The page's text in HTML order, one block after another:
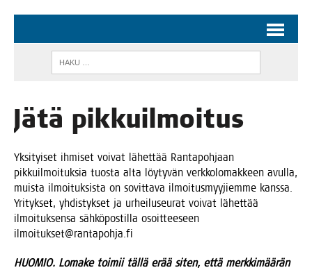
Jätä pik­kuil­moi­tus
Yksi­tyi­set ihmi­set voi­vat lähet­tää Ran­ta­poh­jaan
pik­kuil­moi­tuk­sia tuos­ta alta löy­ty­vän verk­ko­lo­mak­keen avul­la,
muis­ta ilmoi­tuk­sis­ta on sovit­ta­va ilmoi­tus­myy­jiem­me kans­sa.
Yri­tyk­set, yhdis­tyk­set ja urhei­luseu­rat voi­vat lähet­tää
ilmoi­tuk­sen­sa säh­kö­pos­til­la osoit­tee­seen
ilmoitukset@rantapohja.fi
HUOMIO. Loma­ke toi­mii täl­lä erää siten, että merk­ki­mää­rän